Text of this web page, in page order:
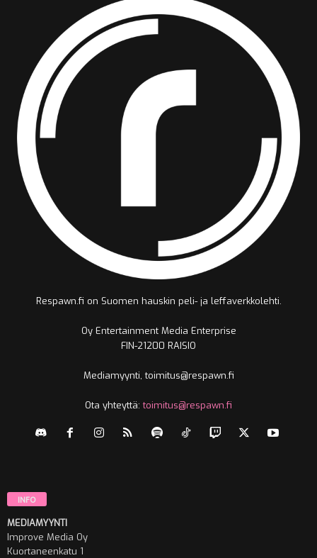
Respawn.fi on Suomen hauskin peli- ja leffaverkkolehti.
Oy Entertainment Media Enterprise
FIN-21200 RAISIO
Mediamyynti, toimitus@respawn.fi
Ota yhteyttä:toimitus@respawn.fi
INFO
MEDIAMYYNTI
Improve Media Oy
Kuortaneenkatu 1